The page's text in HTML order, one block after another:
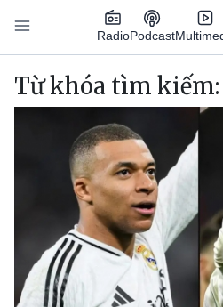
Nhảy đến nội dung
RadioPodcast
Main navigation
Từ khóa tìm kiếm: